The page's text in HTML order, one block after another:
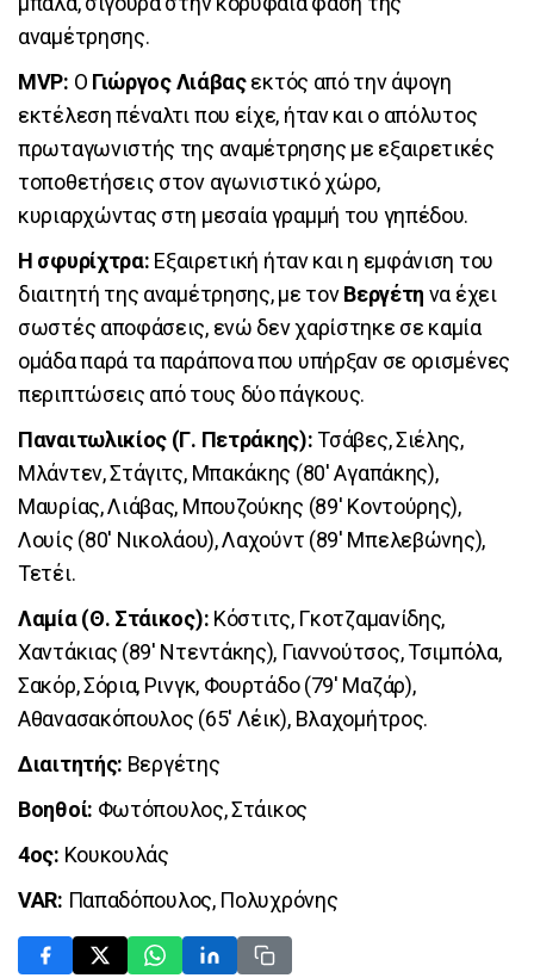
αναμέτρησης.
MVP: Ο Γιώργος Λιάβαςεκτός από την άψογη
εκτέλεση πέναλτι που είχε, ήταν και ο απόλυτος
πρωταγωνιστής της αναμέτρησης με εξαιρετικές
τοποθετήσεις στον αγωνιστικό χώρο,
κυριαρχώντας στη μεσαία γραμμή του γηπέδου.
Η σφυρίχτρα: Εξαιρετική ήταν και η εμφάνιση του
διαιτητή της αναμέτρησης, με τονΒεργέτη να έχει
σωστές αποφάσεις, ενώ δεν χαρίστηκε σε καμία
ομάδα παρά τα παράπονα που υπήρξαν σε ορισμένες
περιπτώσεις από τους δύο πάγκους.
Παναιτωλικίος (Γ. Πετράκης):Τσάβες, Σιέλης,
Μλάντεν, Στάγιτς, Μπακάκης (80' Αγαπάκης),
Μαυρίας, Λιάβας, Μπουζούκης (89' Κοντούρης),
Λουίς (80' Νικολάου), Λαχούντ (89' Μπελεβώνης),
Τετέι.
Λαμία (Θ. Στάικος): Κόστιτς, Γκοτζαμανίδης,
Χαντάκιας (89' Ντεντάκης), Γιαννούτσος, Τσιμπόλα,
Σακόρ, Σόρια, Ρινγκ, Φουρτάδο (79' Μαζάρ),
Αθανασακόπουλος (65' Λέικ), Βλαχομήτρος.
Διαιτητής: Βεργέτης
Βοηθοί: Φωτόπουλος, Στάικος
4ος: Κουκουλάς
VAR: Παπαδόπουλος, Πολυχρόνης